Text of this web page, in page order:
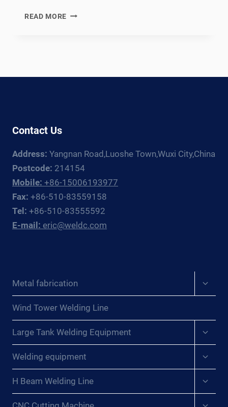
READ MORE {:EN}WELDING
WELDING{:}
{:ES}MANIPULADOR
DE
LIBERANDO
POTENCIA
DE
NUEVA
ERA
DE
SOLDADURA
EFICIENTE{:}
ETZT S
EI UN
HAFFT EI
Contact Us
Address: Yangnan Road,Luoshe Town,Wuxi City,China
Postcode: 214154
Mobile: +86-15006193977
Fax: +86-510-83559158
Tel: +86-510-83555592
E-mail: eric@weldc.com
Metal fabrication
Wind Tower Welding Line
Large Tank Welding Equipment
Welding equipment
H Beam Welding Line